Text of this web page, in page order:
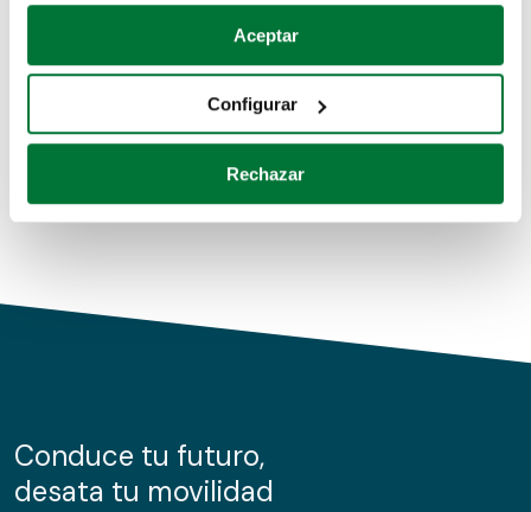
Si lo permite, también quisiéramos:
Recopilar información sobre su ubicación geográfica
Identificar su dispositivo analizándolo activamente
para buscar características específicas (huellas
Obtenga más información sobre cómo se procesan sus
de cookies.
información sobre el uso que haga del sitio web con
nuestros partners de redes sociales, publicidad y análisis
Aceptar
Configurar
Rechazar
Coches de segunda mano
Coches de km0
Conduce tu futuro,
desata tu movilidad